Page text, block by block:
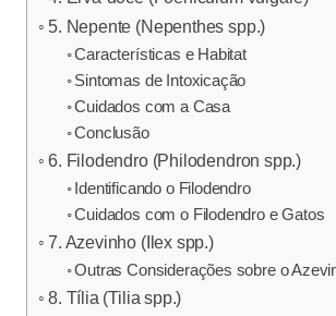
5. Nepente (Nepenthes spp.)
Características e Habitat
Sintomas de Intoxicação
Cuidados com a Casa
Conclusão
6. Filodendro (Philodendron spp.)
Identificando o Filodendro
Cuidados com o Filodendro e Gatos
7. Azevinho (Ilex spp.)
Outras Considerações sobre o
8. Tília (Tilia spp.)